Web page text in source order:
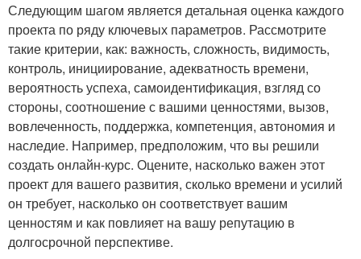
Следующим шагом является детальная оценка каждого
проекта по ряду ключевых параметров. Рассмотрите
такие критерии, как: важность, сложность, видимость,
контроль, инициирование, адекватность времени,
вероятность успеха, самоидентификация, взгляд со
стороны, соотношение с вашими ценностями, вызов,
вовлеченность, поддержка, компетенция, автономия и
наследие. Например, предположим, что вы решили
создать онлайн-курс. Оцените, насколько важен этот
проект для вашего развития, сколько времени и усилий
он требует, насколько он соответствует вашим
ценностям и как повлияет на вашу репутацию в
долгосрочной перспективе.